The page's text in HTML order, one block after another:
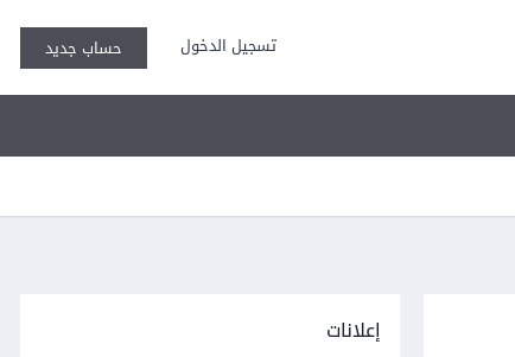
تسجيل الدخول حساب جديد
إعلانات